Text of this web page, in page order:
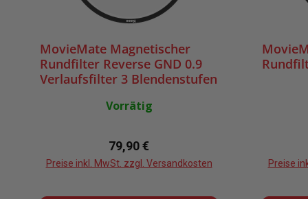
MovieMate Magnetischer
Rundfilter Reverse GND 0.9
Verlaufsfilter 3 Blendenstufen
Vorrätig
Regulärer Preis:
79,90 €
Preise inkl. MwSt. zzgl. Versandkosten Preise